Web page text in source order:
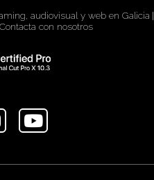
audiovisual y web en Galicia |
Contacta con nosotros